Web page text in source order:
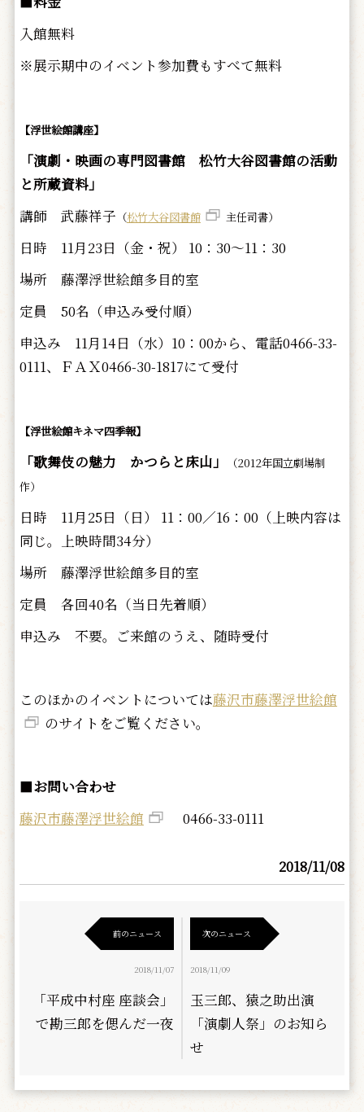
入館無料
※展示期中のイベント参加費もすべて無料
【浮世絵館講座】
「演劇・映画の専門図書館 松竹大谷図書館の活動
と所蔵資料」
講師 武藤祥子 （松竹大谷図書館 主任司書）
日時 11月23日（金・祝） 10：30～11：30
場所 藤澤浮世絵館多目的室
定員 50名（申込み受付順）
申込み 11月14日（水）10：00から、電話0466-33-
0111、ＦＡＸ0466-30-1817にて受付
【浮世絵館キネマ四季報】
「歌舞伎の魅力 かつらと床山」
（2012年国立劇場制
作）
日時 11月25日（日） 11：00／16：00（上映内容は
同じ。上映時間34分）
場所 藤澤浮世絵館多目的室
定員 各回40名（当日先着順）
申込み 不要。ご来館のうえ、随時受付
このほかのイベントについては藤沢市藤澤浮世絵館
のサイトをご覧ください。
■お問い合わせ
藤沢市藤澤浮世絵館
0466-33-0111
2018/11/08
前のニュース
2018/11/07
「平成中村座 座談会」
で勘三郎を偲んだ一夜
次のニュース
2018/11/09
玉三郎、猿之助出演
「演劇人祭」のお知ら
せ